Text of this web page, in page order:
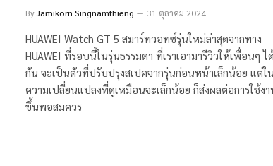
ByJamikorn Singnamthieng 31 ตุลาคม 2024
HUAWEI Watch GT 5 สมาร์ทวอทช์รุ่นใหม่ล่าสุดจากทาง
HUAWEI ที่รอบนี้ในรุ่นธรรมดา ที่เราเอามารีวิวให้เพื่อนๆ ไ
กัน จะเป็นตัวที่ปรับปรุงสเปคจากรุ่นก่อนหน้าเล็กน้อย แต่ใน
ความเปลี่ยนแปลงที่ดูเหมือนจะเล็กน้อย ก็ส่งผลต่อการใช้ง
ขึ้นพอสมควร